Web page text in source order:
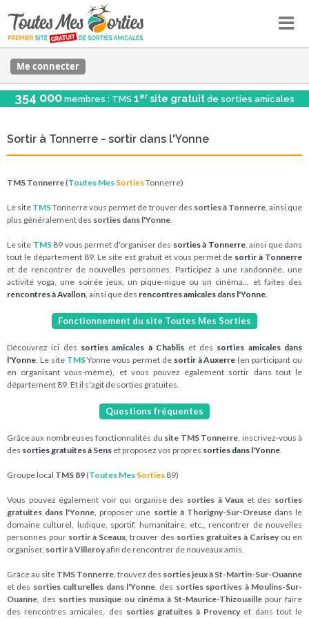
Me connecter
354 000 membres : TMS 1er site gratuit de sorties amicales
Sortir à Tonnerre - sortir dans l'Yonne
TMS Tonnerre (Toutes Mes SortiesTonnerre)
Le site TMSTonnerre vous permet de trouver des sorties à Tonnerre, ainsi que
plus généralement des sorties dans l'Yonne.
Le site TMS89 vous permet d'organiser des sorties à Tonnerre, ainsi que dans
tout le département 89. Le site est gratuit et vous permet de sortir à Tonnerre
et de rencontrer de nouvelles personnes. Participez à une randonnée, une
activité yoga, une soirée jeux, un pique-nique ou un cinéma... et faites des
rencontres à Avallon, ainsi que des rencontres amicales dans l'Yonne.
Fonctionnement du site Toutes Mes Sorties
Découvrez ici des sorties amicales à Chablis et des sorties amicales dans
l'Yonne. Le site TMSYonne vous permet de sortir à Auxerre (en participant ou
en organisant vous-même), et vous pouvez également sortir dans tout le
département 89. Et il s'agit de sorties gratuites.
Questions fréquentes
Grâce aux nombreuses fonctionnalités du site TMS Tonnerre, inscrivez-vous à
des sorties gratuites à Sens et proposez vos propres sorties dans l'Yonne.
Groupe local TMS 89 (Toutes Mes Sorties 89)
Vous pouvez également voir qui organise des sorties à Vaux et des sorties
gratuites dans l'Yonne, proposer une sortie à Thorigny-Sur-Oreusedans le
domaine culturel, ludique, sportif, humanitaire, etc., rencontrer de nouvelles
personnes pour sortir à Sceaux, trouver des sorties gratuites à Cariseyou en
organiser, sortir à Villeroyafin de rencontrer de nouveaux amis.
Grâce au site TMS Tonnerre, trouvez des sorties jeux à St-Martin-Sur-Ouanne
et des sorties culturelles dans l'Yonne, des sorties sportives à Moulins-Sur-
Ouanne, des sorties musique ou cinéma à St-Maurice-Thizouaille pour faire
des rencontres amicales, des sorties gratuites à Provency et dans tout le